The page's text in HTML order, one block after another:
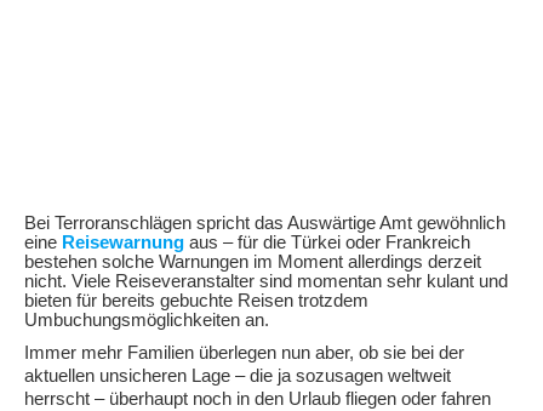
Bei Terroranschlägen spricht das Auswärtige Amt gewöhnlich
eine Reisewarnung aus – für die Türkei oder Frankreich
bestehen solche Warnungen im Moment allerdings derzeit
nicht. Viele Reiseveranstalter sind momentan sehr kulant und
bieten für bereits gebuchte Reisen trotzdem
Umbuchungsmöglichkeiten an.
Immer mehr Familien überlegen nun aber, ob sie bei der
aktuellen unsicheren Lage – die ja sozusagen weltweit
herrscht – überhaupt noch in den Urlaub fliegen oder fahren